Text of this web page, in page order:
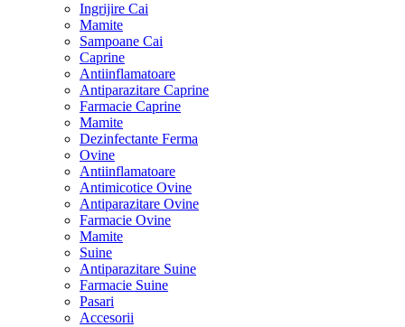
Ingrijire Cai
Mamite
Sampoane Cai
Caprine
Antiinflamatoare
Antiparazitare Caprine
Farmacie Caprine
Mamite
Dezinfectante Ferma
Ovine
Antiinflamatoare
Antimicotice Ovine
Antiparazitare Ovine
Farmacie Ovine
Mamite
Suine
Antiparazitare Suine
Farmacie Suine
Pasari
Accesorii